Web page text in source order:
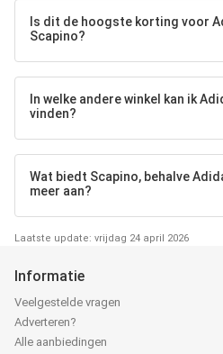
Is dit de hoogste korting voor
Scapino?
In welke andere winkel kan ik
vinden?
Wat biedt Scapino, behalve
meer aan?
Laatste update: vrijdag 24 april 2026
Informatie
Veelgestelde vragen
Adverteren?
Alle aanbiedingen